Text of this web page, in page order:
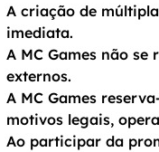
A criação de
imediata.
A MC Games não
externos.
A MC Games
motivos legais,
Ao participar da